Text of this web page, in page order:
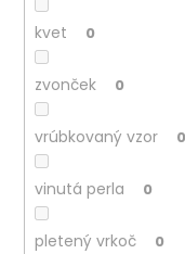
kvet 0
zvonček 0
vrúbkovaný vzor 0
vinutá perla 0
pletený vrkoč 0